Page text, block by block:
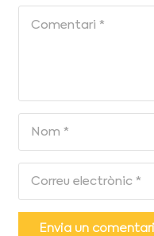
Envia un comentari